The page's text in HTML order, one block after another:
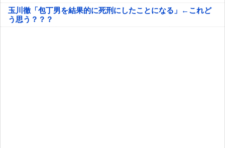
玉川徹「包丁男を結果的に死刑にしたことになる」←これど
う思う？？？